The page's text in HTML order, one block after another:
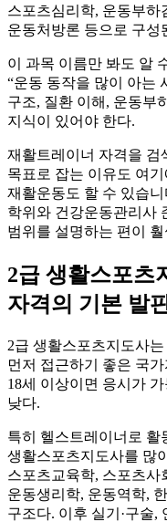
스포츠심리학, 운동부하
운동처방론 등으로 구성
이 과목 이름만 봐도 알
“운동 동작을 많이 아는
구조, 질환 이해, 운동부
지식이 있어야 한다.
재활트레이너 자격을 검
목표로 잡는 이유도 여
재활운동도 할 수 있습
학위와 건강운동관리사
범위를 설명하는 편이
2급 생활스포츠
자격의 기본 발
2급 생활스포츠지도사
먼저 접근하기 좋은 국
18세 이상이면 응시가
낮다.
특히 헬스트레이너로 활
생활스포츠지도사를 많
스포츠교육학, 스포츠사
운동생리학, 운동역학,
구조다. 이후 실기·구술,